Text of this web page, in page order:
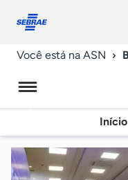
conosco
Você está na ASN
Início